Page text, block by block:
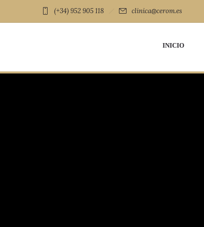
(+34) 952 905 118 clinica@cerom.es
INICIO